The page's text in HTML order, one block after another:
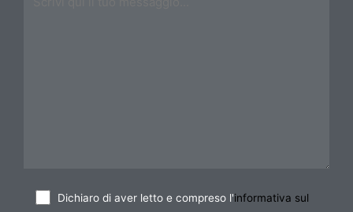
Dichiaro di aver letto e compreso l'informativa sul